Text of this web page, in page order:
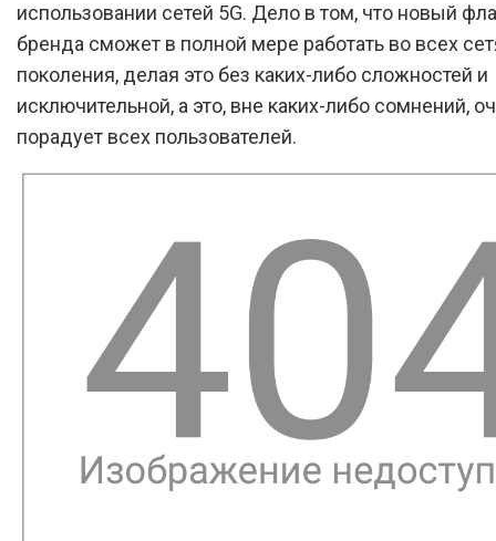
использовании сетей 5G. Дело в том, что новый
бренда сможет в полной мере работать во всех
поколения, делая это без каких-либо сложностей и
исключительной, а это, вне каких-либо сомнений,
порадует всех пользователей.